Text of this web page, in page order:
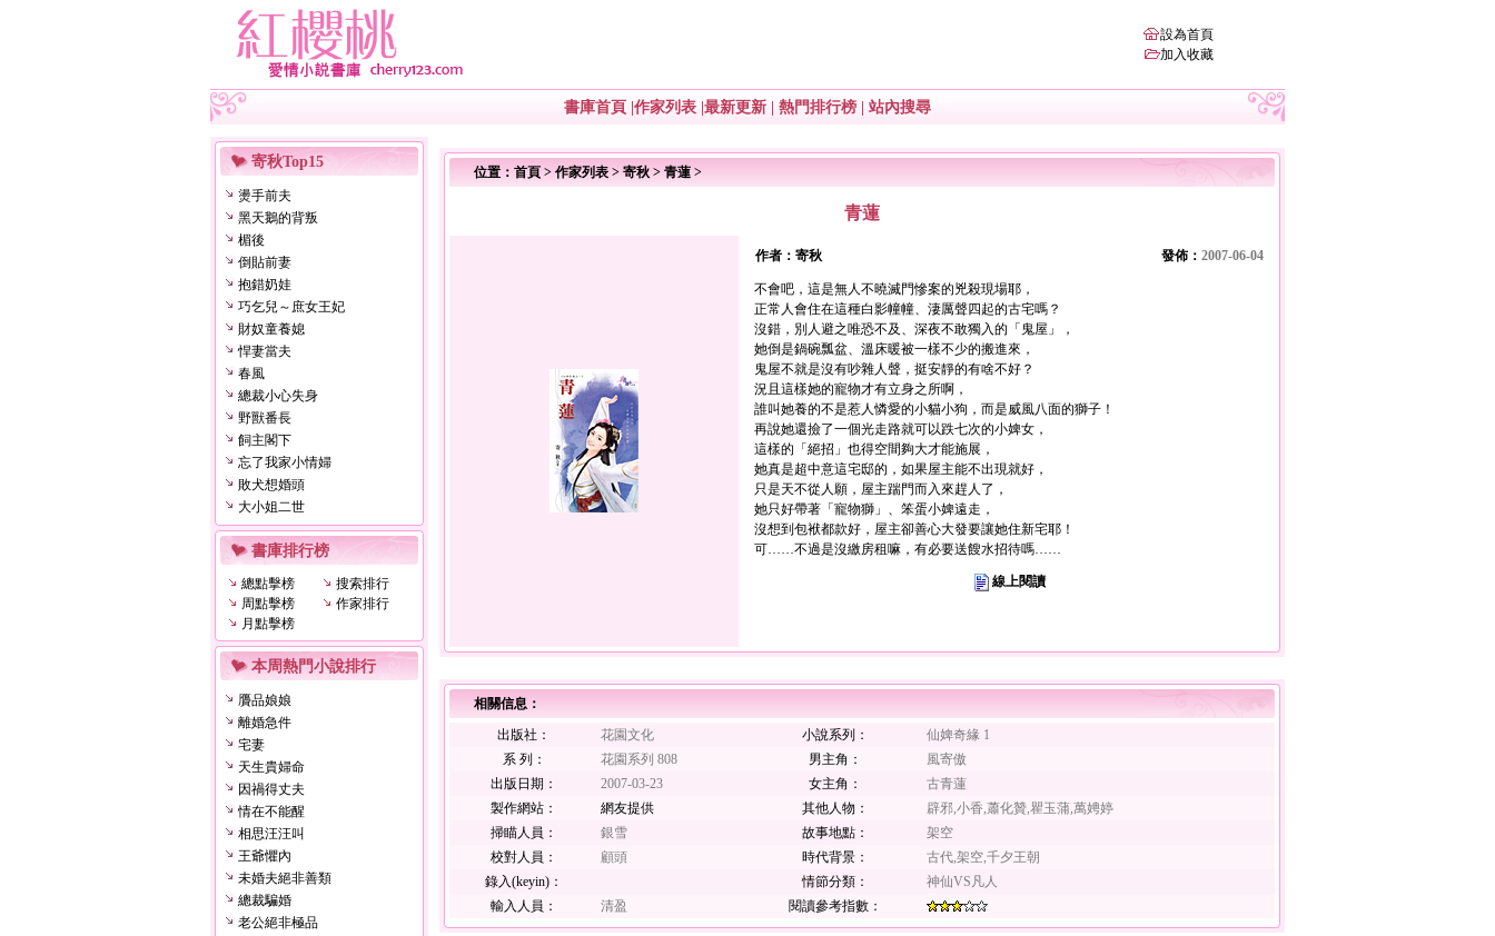
設為首頁
加入收藏
書庫首頁 作家列表 最新更新 熱門排行榜 站內搜尋
寄秋Top15
燙手前夫
黑天鵝的背叛
楣後
倒貼前妻
抱錯奶娃
巧乞兒～庶女王妃
財奴童養媳
悍妻當夫
春風
總裁小心失身
野獸番長
飼主閣下
忘了我家小情婦
敗犬想婚頭
大小姐二世
書庫排行榜
總點擊榜
搜索排行
周點擊榜
作家排行
月點擊榜
本周熱門小說排行
贗品娘娘
離婚急件
宅妻
天生貴婦命
因禍得丈夫
情在不能醒
相思汪汪叫
王爺懼內
未婚夫絕非善類
總裁騙婚
老公絕非極品
位置： 首頁 > 作家列表 > 寄秋 > 青蓮 >
青蓮
作者： 寄秋 發佈： 2007-06-04
不會吧，這是無人不曉滅門慘案的兇殺現場耶，
正常人會住在這種白影幢幢、淒厲聲四起的古宅嗎？
沒錯，別人避之唯恐不及、深夜不敢獨入的「鬼屋」，
她倒是鍋碗瓢盆、溫床暖被一樣不少的搬進來，
鬼屋不就是沒有吵雜人聲，挺安靜的有啥不好？
況且這樣她的寵物才有立身之所啊，
誰叫她養的不是惹人憐愛的小貓小狗，而是威風八面的獅子！
再說她還撿了一個光走路就可以跌七次的小婢女，
這樣的「絕招」也得空間夠大才能施展，
她真是超中意這宅邸的，如果屋主能不出現就好，
只是天不從人願，屋主踹門而入來趕人了，
她只好帶著「寵物獅」、笨蛋小婢遠走，
沒想到包袱都款好，屋主卻善心大發要讓她住新宅耶！
可……不過是沒繳房租嘛，有必要送餿水招待嗎……
線上閱讀
相關信息：
出版社：
花園文化 小說系列：
仙婢奇緣 1
系 列：
花園系列 808 男主角：
風寄傲
出版日期：
2007-03-23 女主角：
古青蓮
製作網站：
網友提供 其他人物：
辟邪,小香,蕭化贊,瞿玉蒲,萬娉婷
掃瞄人員：
銀雪 故事地點：
架空
校對人員：
顧頭 時代背景：
古代,架空,千夕王朝
錄入(keyin)：
情節分類：
神仙VS凡人
輸入人員：
清盈 閱讀參考指數：